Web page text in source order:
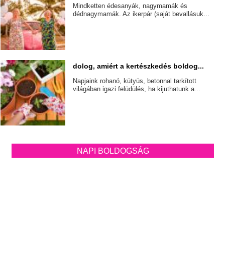
Mindketten édesanyák, nagymamák és
dédnagymamák. Az ikerpár (saját bevallásuk...
dolog, amiért a kertészkedés boldog...
Napjaink rohanó, kütyüs, betonnal tarkított
világában igazi felüdülés, ha kijuthatunk a...
NAPI BOLDOGSÁG